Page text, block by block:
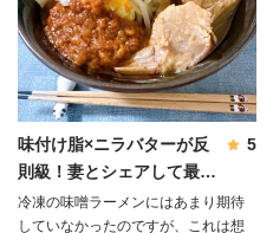
味付け脂×ニラバターが反
則級！妻とシェアして最後
は完飲しました✨
5
冷凍の味噌ラーメンにはあまり期待
していなかったのですが、これは想